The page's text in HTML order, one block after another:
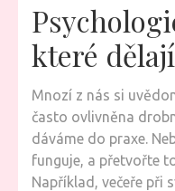
které
Mnozí z nás si
často ovlivněna
dáváme do praxe.
funguje, a přetvořte
Například, večeře při